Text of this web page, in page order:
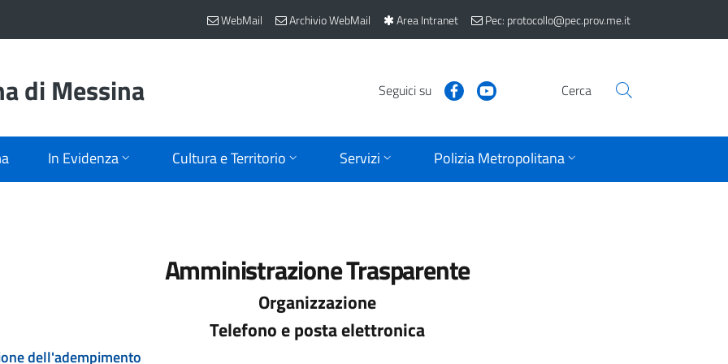
WebMail Archivio WebMail Area Intranet Pec: protocollo@pec.prov.me.it
di Messina Seguici su Cerca
In Evidenza Cultura e Territorio Servizi Polizia Metropolitana
Amministrazione Trasparente
Organizzazione
Telefono e posta elettronica
dell'adempimento